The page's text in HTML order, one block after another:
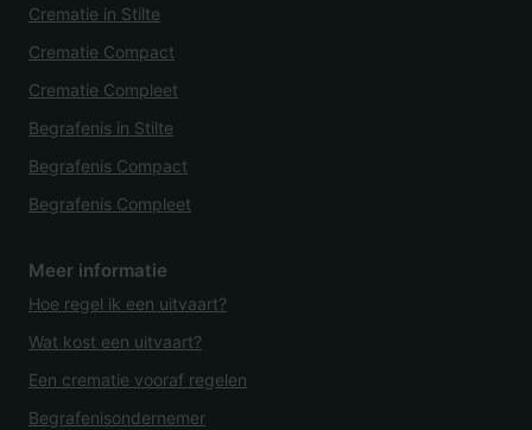
Crematie in Stilte
Crematie Compact
Crematie Compleet
Begrafenis in Stilte
Begrafenis Compact
Begrafenis Compleet
Meer informatie
Hoe regel ik een uitvaart?
Wat kost een uitvaart?
Een crematie vooraf regelen
Begrafenisondernemer